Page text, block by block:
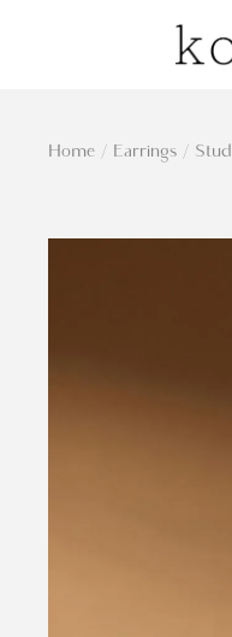
Home / Earrings / Stud